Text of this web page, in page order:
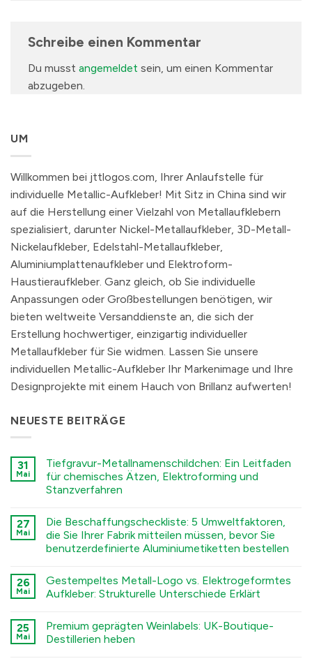
Schreibe einen Kommentar
Du musst angemeldet sein, um einen Kommentar
abzugeben.
UM
Willkommen bei jttlogos.com, Ihrer Anlaufstelle für
individuelle Metallic-Aufkleber! Mit Sitz in China sind wir
auf die Herstellung einer Vielzahl von Metallaufklebern
spezialisiert, darunter Nickel-Metallaufkleber, 3D-Metall-
Nickelaufkleber, Edelstahl-Metallaufkleber,
Aluminiumplattenaufkleber und Elektroform-
Haustieraufkleber. Ganz gleich, ob Sie individuelle
Anpassungen oder Großbestellungen benötigen, wir
bieten weltweite Versanddienste an, die sich der
Erstellung hochwertiger, einzigartig individueller
Metallaufkleber für Sie widmen. Lassen Sie unsere
individuellen Metallic-Aufkleber Ihr Markenimage und Ihre
Designprojekte mit einem Hauch von Brillanz aufwerten!
NEUESTE BEITRÄGE
31
Mai
Tiefgravur-Metallnamenschildchen: Ein Leitfaden
für chemisches Ätzen, Elektroforming und
Stanzverfahren
नहीं
Deep
Engraving
Metal
Guide
to
Chemical
and
Stamping
Processes
27
Mai
Die Beschaffungscheckliste: 5 Umweltfaktoren,
die Sie Ihrer Fabrik mitteilen müssen, bevor Sie
benutzerdefinierte Aluminiumetiketten bestellen
नहीं
The
Sourcing
Environmental
Factors
You
26
Mai
Gestempeltes Metall-Logo vs. Elektrogeformtes
Aufkleber: Strukturelle Unterschiede Erklärt
नहीं
Stamped
Metal
25
Mai
Premium geprägten Weinlabels: UK-Boutique-
Destillerien heben